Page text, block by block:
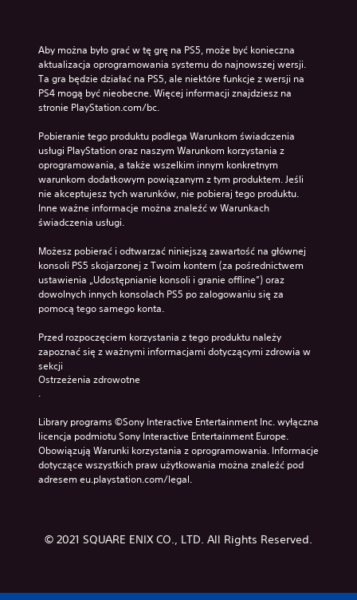
Aby można było grać w tę grę na PS5, może być konieczna
aktualizacja oprogramowania systemu do najnowszej wersji.
Ta gra będzie działać na PS5, ale niektóre funkcje z wersji na
PS4 mogą być nieobecne. Więcej informacji znajdziesz na
stronie PlayStation.com/bc.
Pobieranie tego produktu podlega Warunkom świadczenia
usługi PlayStation oraz naszym Warunkom korzystania z
oprogramowania, a także wszelkim innym konkretnym
warunkom dodatkowym powiązanym z tym produktem. Jeśli
nie akceptujesz tych warunków, nie pobieraj tego produktu.
Inne ważne informacje można znaleźć w Warunkach
świadczenia usługi.
Możesz pobierać i odtwarzać niniejszą zawartość na głównej
konsoli PS5 skojarzonej z Twoim kontem (za pośrednictwem
ustawienia „Udostępnianie konsoli i granie offline”) oraz
dowolnych innych konsolach PS5 po zalogowaniu się za
pomocą tego samego konta.
Przed rozpoczęciem korzystania z tego produktu należy
zapoznać się z ważnymi informacjami dotyczącymi zdrowia w
sekcji
Ostrzeżenia zdrowotne
.
Library programs ©Sony Interactive Entertainment Inc. wyłączna
licencja podmiotu Sony Interactive Entertainment Europe.
Obowiązują Warunki korzystania z oprogramowania. Informacje
dotyczące wszystkich praw użytkowania można znaleźć pod
adresem eu.playstation.com/legal.
© 2021 SQUARE ENIX CO., LTD. All Rights Reserved.